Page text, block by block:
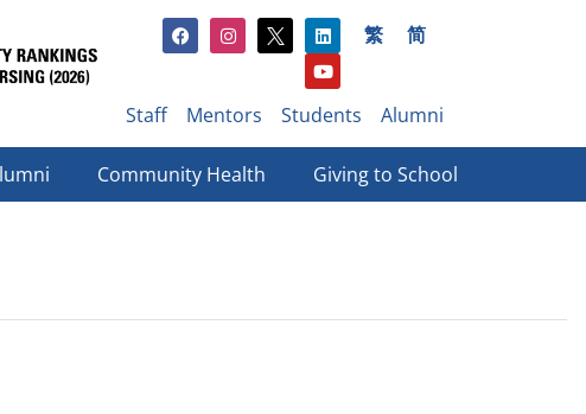
繁 简
Staff Mentors Students Alumni
Community Health Giving to School​